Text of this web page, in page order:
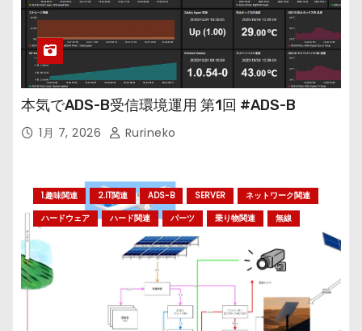
本気でADS-B受信環境運用 第1回 #ADS-B
1月 7, 2026 Rurineko
1.趣味関連 2.IT関連 ADS-B SERVER
ネットワーク関連
ハードウェア
ハード関連 パーツ 乗り物関連 無線